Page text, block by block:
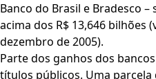
Banco do Brasil e Bradesco –
acima dos R$ 13,646 bilhões
dezembro de 2005).
Parte dos ganhos dos
títulos públicos. Uma